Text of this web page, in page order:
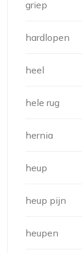
griep
hardlopen
heel
hele rug
hernia
heup
heup pijn
heupen